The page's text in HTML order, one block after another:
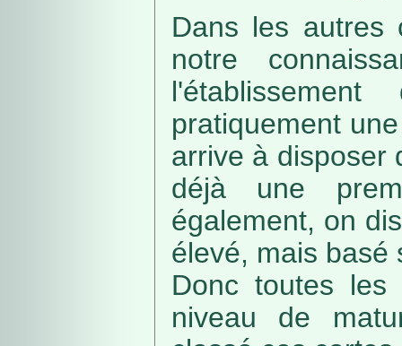
Dans les autres
notre
pratiquement
arrive à disposer
déjà une
également, on
élevé, mais basé
Donc toutes
niveau de